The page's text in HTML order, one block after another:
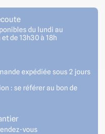
du lundi au
de 13h30 à 18h
expédiée sous 2 jours
: se référer au bon de
vous